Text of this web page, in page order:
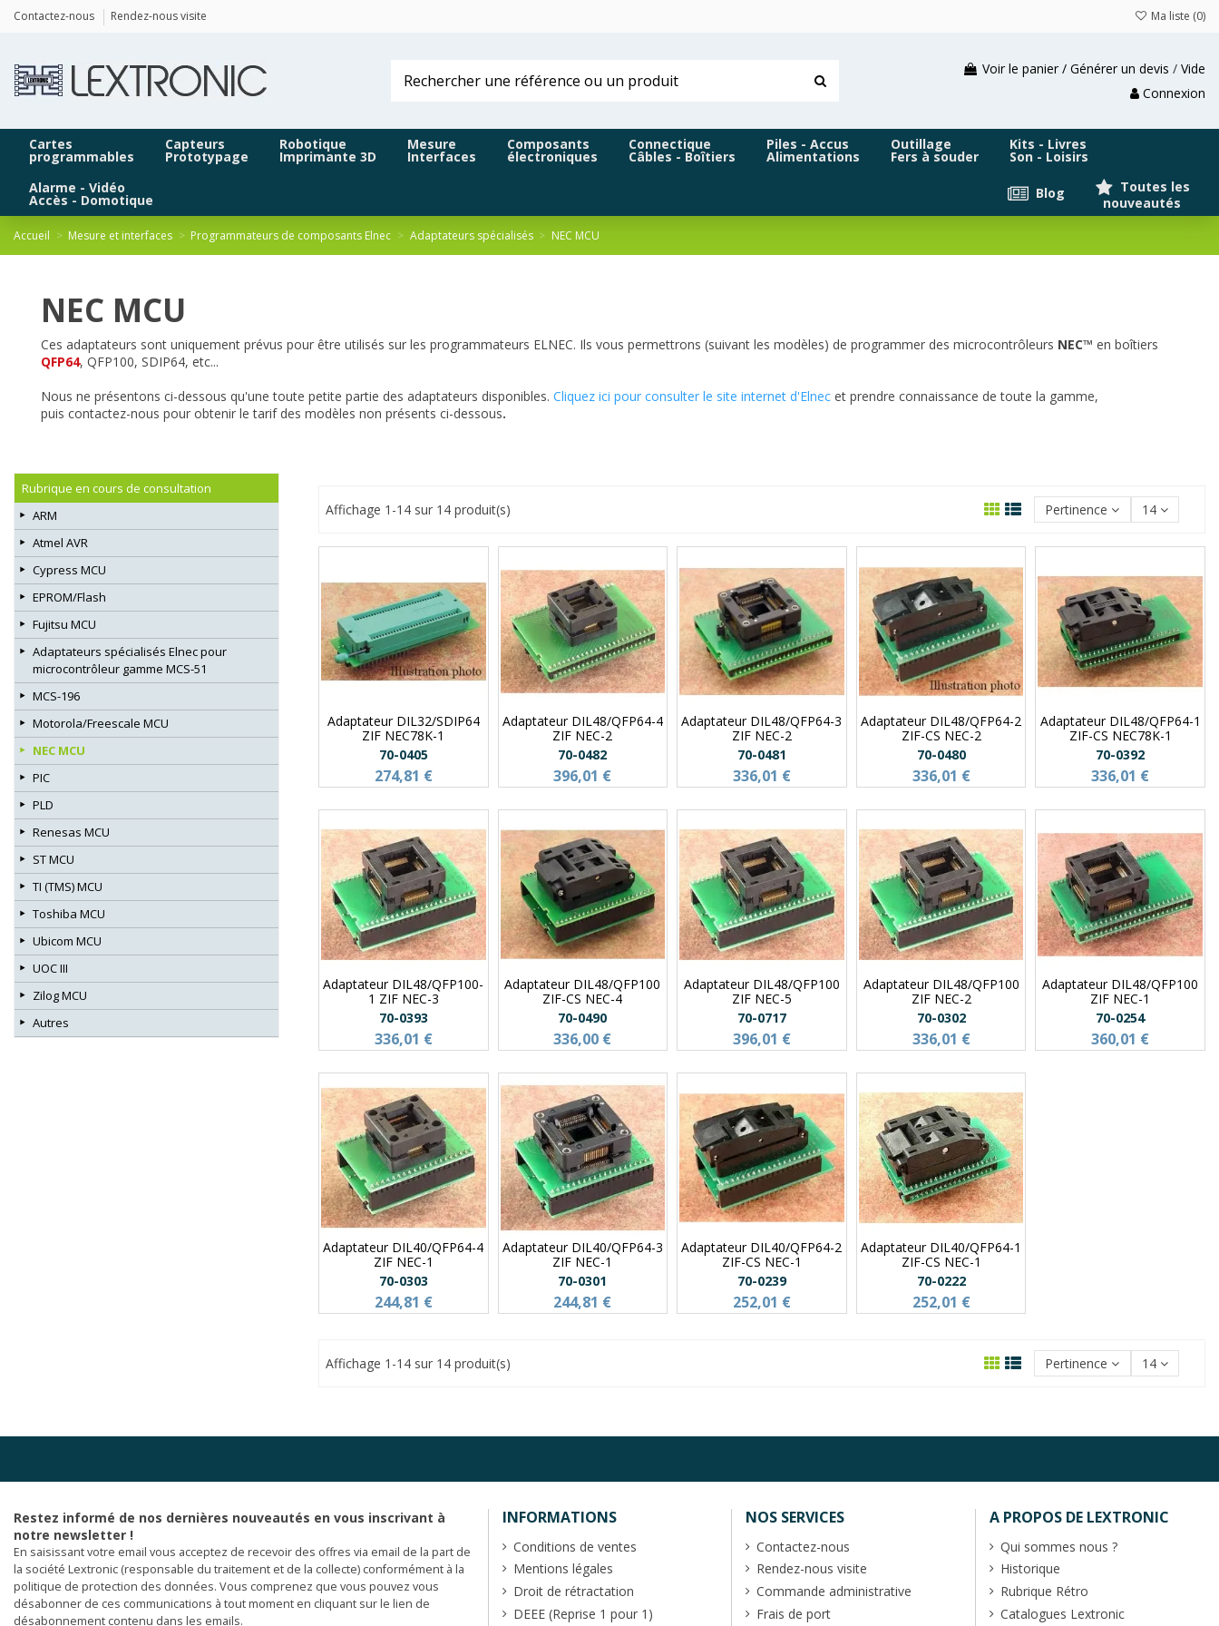
Contactez-nous Rendez-nous visite Ma liste (0)
Voir le panier / Générer un devis / Vide
Connexion
Cartes
programmables
Capteurs
Prototypage
Robotique
Imprimante 3D
Mesure
Interfaces
Composants
électroniques
Connectique
Câbles - Boîtiers
Piles - Accus
Alimentations
Outillage
Fers à souder
Kits - Livres
Son - Loisirs
Alarme - Vidéo
Accès - Domotique
Toutes les
nouveautés
Blog
Accueil Mesure et interfaces Programmateurs de composants Elnec Adaptateurs spécialisés NEC MCU
NEC MCU
Ces adaptateurs sont uniquement prévus pour être utilisés sur les programmateurs ELNEC. Ils vous permettrons (suivant les modèles) de programmer des microcontrôleurs NEC™ en boîtiers
QFP64, QFP100, SDIP64, etc...
Nous ne présentons ci-dessous qu'une toute petite partie des adaptateurs disponibles. Cliquez ici pour consulter le site internet d'Elnec et prendre connaissance de toute la gamme,
puis contactez-nous pour obtenir le tarif des modèles non présents ci-dessous.
Affichage 1-14 sur 14 produit(s) Pertinence 14
Adaptateur DIL32/SDIP64
ZIF NEC78K-1
70-0405
274,81 €
Adaptateur DIL48/QFP64-4
ZIF NEC-2
70-0482
396,01 €
Adaptateur DIL48/QFP64-3
ZIF NEC-2
70-0481
336,01 €
Adaptateur DIL48/QFP64-2
ZIF-CS NEC-2
70-0480
336,01 €
Adaptateur DIL48/QFP64-1
ZIF-CS NEC78K-1
70-0392
336,01 €
Adaptateur DIL48/QFP100-
1 ZIF NEC-3
70-0393
336,01 €
Adaptateur DIL48/QFP100
ZIF-CS NEC-4
70-0490
336,00 €
Adaptateur DIL48/QFP100
ZIF NEC-5
70-0717
396,01 €
Adaptateur DIL48/QFP100
ZIF NEC-2
70-0302
336,01 €
Adaptateur DIL48/QFP100
ZIF NEC-1
70-0254
360,01 €
Adaptateur DIL40/QFP64-4
ZIF NEC-1
70-0303
244,81 €
Adaptateur DIL40/QFP64-3
ZIF NEC-1
70-0301
244,81 €
Adaptateur DIL40/QFP64-2
ZIF-CS NEC-1
70-0239
252,01 €
Adaptateur DIL40/QFP64-1
ZIF-CS NEC-1
70-0222
252,01 €
Affichage 1-14 sur 14 produit(s) Pertinence 14
Rubrique en cours de consultation
ARM
Atmel AVR
Cypress MCU
EPROM/Flash
Fujitsu MCU
Adaptateurs spécialisés Elnec pour
microcontrôleur gamme MCS-51
MCS-196
Motorola/Freescale MCU
NEC MCU
PIC
PLD
Renesas MCU
ST MCU
TI (TMS) MCU
Toshiba MCU
Ubicom MCU
UOC III
Zilog MCU
Autres
Restez informé de nos dernières nouveautés en vous inscrivant à
notre newsletter !
En saisissant votre email vous acceptez de recevoir des offres via email de la part de
la société Lextronic (responsable du traitement et de la collecte) conformément à la
politique de protection des données. Vous comprenez que vous pouvez vous
désabonner de ces communications à tout moment en cliquant sur le lien de
désabonnement contenu dans les emails.
INFORMATIONS
Conditions de ventes
Mentions légales
Droit de rétractation
DEEE (Reprise 1 pour 1)
NOS SERVICES
Contactez-nous
Rendez-nous visite
Commande administrative
Frais de port
A PROPOS DE LEXTRONIC
Qui sommes nous ?
Historique
Rubrique Rétro
Catalogues Lextronic
Panneau de gestion des cookies